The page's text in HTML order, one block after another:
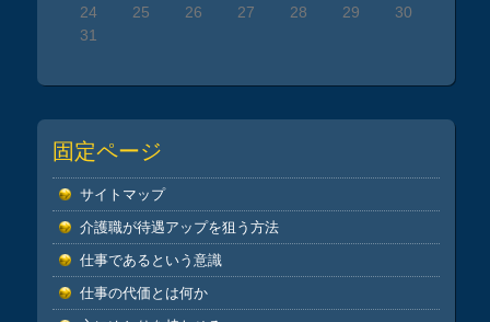
24
25 26 27 28 29
30
31
固定ページ
サイトマップ
介護職が待遇アップを狙う方法
仕事であるという意識
仕事の代価とは何か